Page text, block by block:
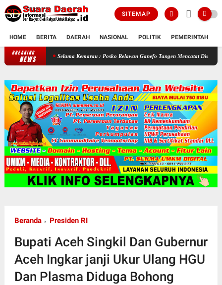
SITEMAP
HOME BERITA DAERAH NASIONAL POLITIK PEMERINTAH
BREAKING
NEWS
Selama Kemarau : Posko Relawan Ganefo Tangen Mencatat Distribusikan 90 Tangki
Beranda Presiden RI
Bupati Aceh Singkil Dan Gubernur
Aceh Ingkar janji Ukur Ulang HGU
Dan Plasma Diduga Bohong